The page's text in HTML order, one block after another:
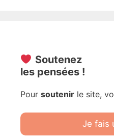
Soutenez
les pensées !
Pour soutenir le site,
Je fais